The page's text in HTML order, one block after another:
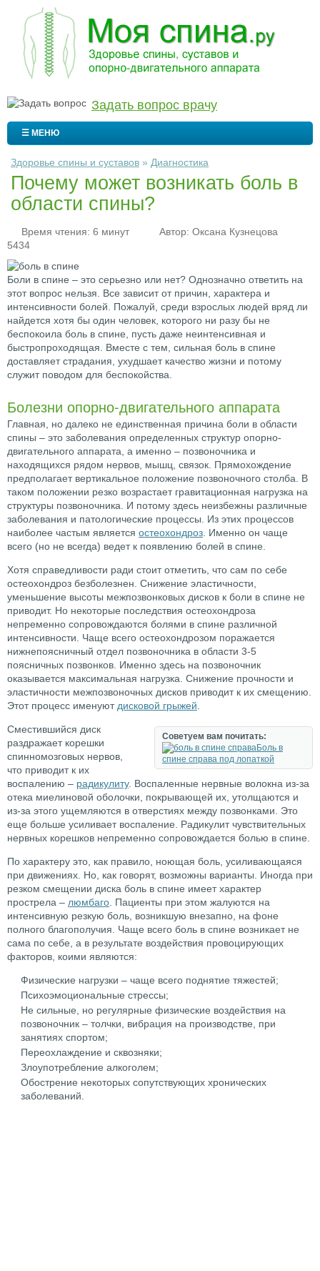
Задать вопрос врачу
☰ МЕНЮ
Здоровье спины и суставов » Диагностика
Почему может возникать боль в
области спины?
Время чтения: 6 минут Автор: Оксана Кузнецова
5434
Боли в спине – это серьезно или нет? Однозначно ответить на
этот вопрос нельзя. Все зависит от причин, характера и
интенсивности болей. Пожалуй, среди взрослых людей вряд ли
найдется хотя бы один человек, которого ни разу бы не
беспокоила боль в спине, пусть даже неинтенсивная и
быстропроходящая. Вместе с тем, сильная боль в спине
доставляет страдания, ухудшает качество жизни и потому
служит поводом для беспокойства.
Болезни опорно-двигательного аппарата
Главная, но далеко не единственная причина боли в области
спины – это заболевания определенных структур опорно-
двигательного аппарата, а именно – позвоночника и
находящихся рядом нервов, мышц, связок. Прямохождение
предполагает вертикальное положение позвоночного столба. В
таком положении резко возрастает гравитационная нагрузка на
структуры позвоночника. И потому здесь неизбежны различные
заболевания и патологические процессы. Из этих процессов
наиболее частым является остеохондроз. Именно он чаще
всего (но не всегда) ведет к появлению болей в спине.
Хотя справедливости ради стоит отметить, что сам по себе
остеохондроз безболезнен. Снижение эластичности,
уменьшение высоты межпозвонковых дисков к боли в спине не
приводит. Но некоторые последствия остеохондроза
непременно сопровождаются болями в спине различной
интенсивности. Чаще всего остеохондрозом поражается
нижнепоясничный отдел позвоночника в области 3-5
поясничных позвонков. Именно здесь на позвоночник
оказывается максимальная нагрузка. Снижение прочности и
эластичности межпозвоночных дисков приводит к их смещению.
Этот процесс именуютдисковой грыжей.
Советуем вам почитать:
Боль в
спине справа под лопаткой
Сместившийся диск
раздражает корешки
спинномозговых нервов,
что приводит к их
воспалению – радикулиту. Воспаленные нервные волокна из-за
отека миелиновой оболочки, покрывающей их, утолщаются и
из-за этого ущемляются в отверстиях между позвонками. Это
еще больше усиливает воспаление. Радикулит чувствительных
нервных корешков непременно сопровождается болью в спине.
По характеру это, как правило, ноющая боль, усиливающаяся
при движениях. Но, как говорят, возможны варианты. Иногда при
резком смещении диска боль в спине имеет характер
прострела – люмбаго. Пациенты при этом жалуются на
интенсивную резкую боль, возникшую внезапно, на фоне
полного благополучия. Чаще всего боль в спине возникает не
сама по себе, а в результате воздействия провоцирующих
факторов, коими являются:
Физические нагрузки – чаще всего поднятие тяжестей;
Психоэмоциональные стрессы;
Не сильные, но регулярные физические воздействия на
позвоночник – толчки, вибрация на производстве, при
занятиях спортом;
Переохлаждение и сквозняки;
Злоупотребление алкоголем;
Обострение некоторых сопутствующих хронических
заболеваний.